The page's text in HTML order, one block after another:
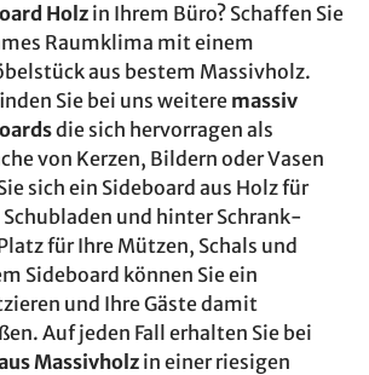
Holz in Ihrem Büro? Schaffen Sie
Raumklima mit einem
aus bestem Massivholz.
Sie bei uns weitere massiv
die sich hervorragen als
von Kerzen, Bildern oder Vasen
sich ein Sideboard aus Holz für
Schubladen und hinter Schrank-
für Ihre Mützen, Schals und
Sideboard können Sie ein
und Ihre Gäste damit
Auf jeden Fall erhalten Sie bei
Massivholzin einer riesigen